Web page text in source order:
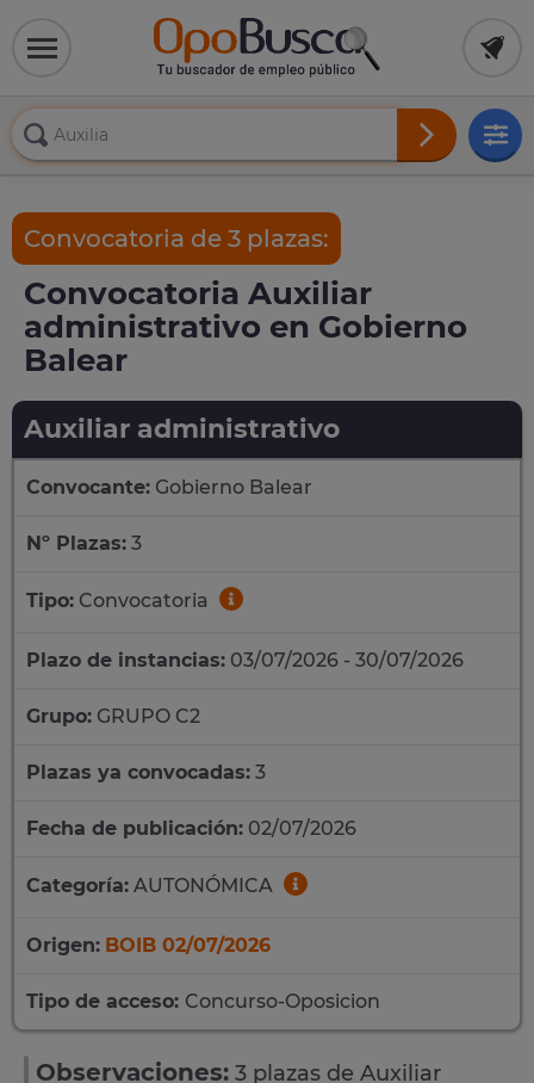
Convocatoria de 3 plazas:
Convocatoria Auxiliar
administrativo en Gobierno
Balear
Auxiliar administrativo
Convocante: Gobierno Balear
Nº Plazas: 3
Tipo: Convocatoria
Plazo de instancias: 03/07/2026 - 30/07/2026
Grupo: GRUPO C2
Plazas ya convocadas: 3
Fecha de publicación: 02/07/2026
Categoría: AUTONÓMICA
Origen: BOIB 02/07/2026
Tipo de acceso: Concurso-Oposicion
Observaciones: 3 plazas de Auxiliar